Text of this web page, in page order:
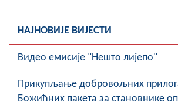
НАЈНОВИЈЕ ВИЈЕСТИ
Видео емисије "Нешто лијепо"
Прикупљање добровољних
Божићних пакета за становнике